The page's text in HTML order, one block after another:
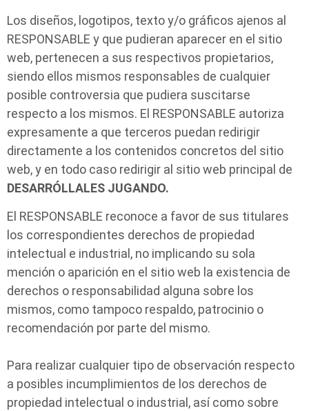
Los diseños, logotipos, texto y/o gráficos ajenos al
RESPONSABLE y que pudieran aparecer en el sitio
web, pertenecen a sus respectivos propietarios,
siendo ellos mismos responsables de cualquier
posible controversia que pudiera suscitarse
respecto a los mismos. El RESPONSABLE autoriza
expresamente a que terceros puedan redirigir
directamente a los contenidos concretos del sitio
web, y en todo caso redirigir al sitio web principal de
DESARRÓLLALES JUGANDO.
El RESPONSABLE reconoce a favor de sus titulares
los correspondientes derechos de propiedad
intelectual e industrial, no implicando su sola
mención o aparición en el sitio web la existencia de
derechos o responsabilidad alguna sobre los
mismos, como tampoco respaldo, patrocinio o
recomendación por parte del mismo.
Para realizar cualquier tipo de observación respecto
a posibles incumplimientos de los derechos de
propiedad intelectual o industrial, así como sobre